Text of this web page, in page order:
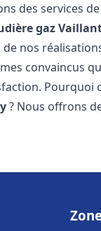
des services
gaz
nos
convaincus
Pourquoi
? Nous offrons